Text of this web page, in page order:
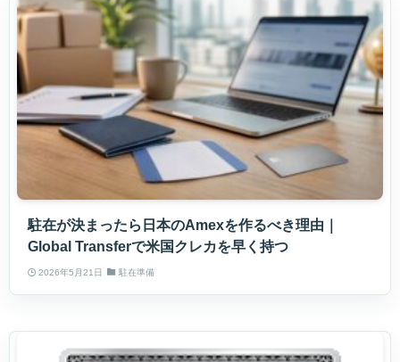
駐在が決まったら日本のAmexを作るべき理由｜
Global Transferで米国クレカを早く持つ
2026年5月21日 駐在準備